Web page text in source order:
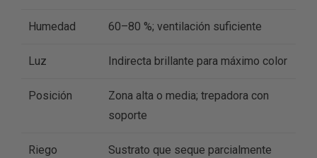
Humedad 60–80 %; ventilación suficiente
Luz Indirecta brillante para máximo color
Posición
Zona alta o media; trepadora con
soporte
Riego
Sustrato que seque parcialmente